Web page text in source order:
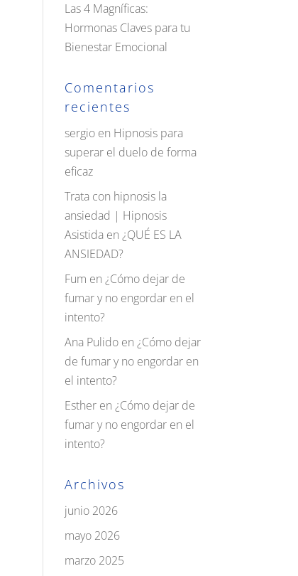
Las 4 Magníficas:
Hormonas Claves para tu
Bienestar Emocional
Comentarios
recientes
sergio en Hipnosis para
superar el duelo de forma
eficaz
Trata con hipnosis la
ansiedad | Hipnosis
Asistida en¿QUÉ ES LA
ANSIEDAD?
Fum en¿Cómo dejar de
fumar y no engordar en el
intento?
Ana Pulido en¿Cómo dejar
de fumar y no engordar en
el intento?
Esther en¿Cómo dejar de
fumar y no engordar en el
intento?
Archivos
junio 2026
mayo 2026
marzo 2025